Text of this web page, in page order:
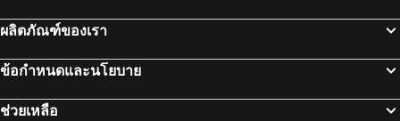
ผลิตภัณฑ์ของเรา
ข้อกำหนดและนโยบาย
ช่วยเหลือ